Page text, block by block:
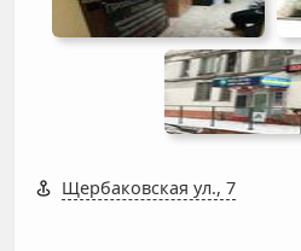
Щербаковская ул., 7